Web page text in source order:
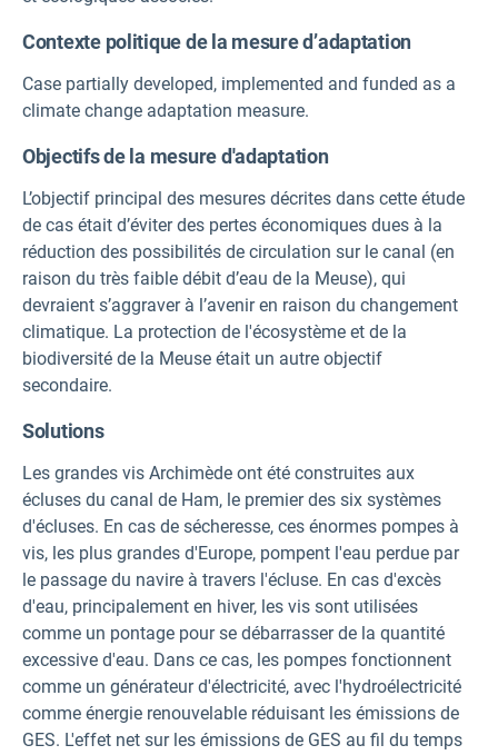
Contexte politique de la mesure d’adaptation
Case partially developed, implemented and funded as a
climate change adaptation measure.
Objectifs de la mesure d'adaptation
L’objectif principal des mesures décrites dans cette étude
de cas était d’éviter des pertes économiques dues à la
réduction des possibilités de circulation sur le canal (en
raison du très faible débit d’eau de la Meuse), qui
devraient s’aggraver à l’avenir en raison du changement
climatique. La protection de l'écosystème et de la
biodiversité de la Meuse était un autre objectif
secondaire.
Solutions
Les grandes vis Archimède ont été construites aux
écluses du canal de Ham, le premier des six systèmes
d'écluses. En cas de sécheresse, ces énormes pompes à
vis, les plus grandes d'Europe, pompent l'eau perdue par
le passage du navire à travers l'écluse. En cas d'excès
d'eau, principalement en hiver, les vis sont utilisées
comme un pontage pour se débarrasser de la quantité
excessive d'eau. Dans ce cas, les pompes fonctionnent
comme un générateur d'électricité, avec l'hydroélectricité
comme énergie renouvelable réduisant les émissions de
GES. L'effet net sur les émissions de GES au fil du temps